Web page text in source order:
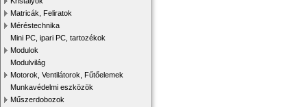
Matricák, Feliratok
Méréstechnika
Mini PC, ipari PC, tartozékok
Modulok
Modulvilág
Motorok, Ventilátorok, Fűtőelemek
Munkavédelmi eszközök
Műszerdobozok